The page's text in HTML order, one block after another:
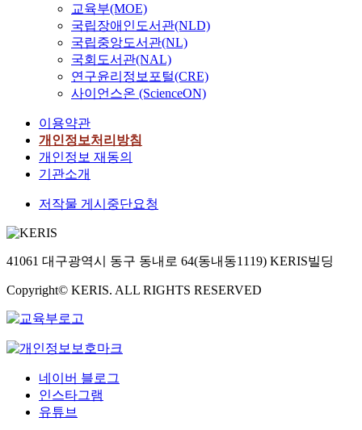
교육부(MOE)
국립장애인도서관(NLD)
국립중앙도서관(NL)
국회도서관(NAL)
연구윤리정보포털(CRE)
사이언스온 (ScienceON)
이용약관
개인정보처리방침
개인정보 재동의
기관소개
저작물 게시중단요청
41061 대구광역시 동구 동내로 64(동내동1119) KERIS빌딩
Copyright© KERIS. ALL RIGHTS RESERVED
네이버 블로그
인스타그램
유튜브